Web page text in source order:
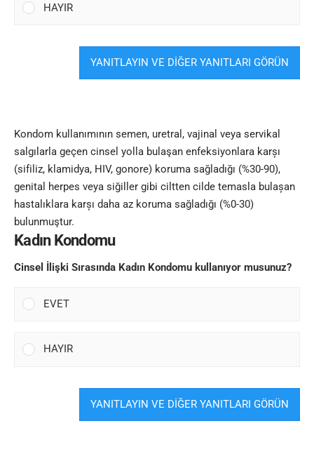
HAYIR
YANITLAYIN VE DİĞER YANITLARI GÖRÜN
Kondom kullanımının semen, uretral, vajinal veya servikal
salgılarla geçen cinsel yolla bulaşan enfeksiyonlara karșı
(sifiliz, klamidya, HIV, gonore) koruma sağladığı (%30-90),
genital herpes veya siğiller gibi ciltten cilde temasla bulașan
hastalıklara karșı daha az koruma sağladığı (%0-30)
bulunmuştur.
Kadın Kondomu
Cinsel İlişki Sırasında Kadın Kondomu kullanıyor musunuz?
EVET
HAYIR
YANITLAYIN VE DİĞER YANITLARI GÖRÜN